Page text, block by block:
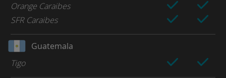
Orange Caraibes
SFR Caraibes
Guatemala
Tigo